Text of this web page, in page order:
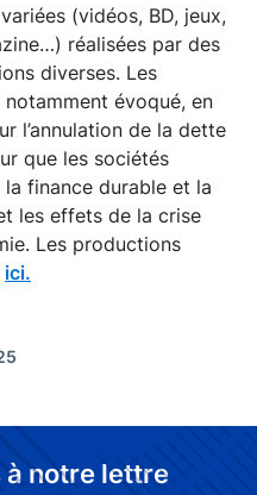
(vidéos, BD, jeux,
réalisées par des
diverses. Les
évoqué, en
l’annulation de la dette
que les sociétés
finance durable et la
les effets de la crise
Les productions
ici.
notre lettre